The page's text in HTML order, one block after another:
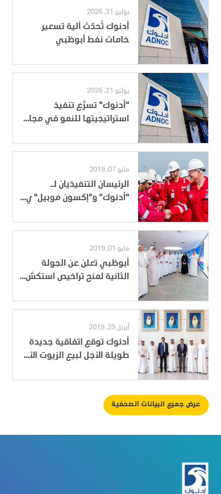
يوليو 31, 2026
أدنوك تُحدّث آلية تسعير
خامات نفط أبوظبي
يوليو 21, 2026
"أدنوك" تسرِّع تنفيذ
استراتيجيتها للنمو في مجا...
مايو 07, 2019
الرئيسان التنفيذيان لـ
"أدنوك" و"إكسون موبيل" ي...
مايو 01, 2019
أبوظبي تعلن عن الجولة
الثانية لمنح تراخيص استكش...
أبريل 23, 2019
أدنوك توقع اتفاقية جديدة
طويلة الأجل لبيع الزيوت الأ...
عرض جميع البيانات الصحفية